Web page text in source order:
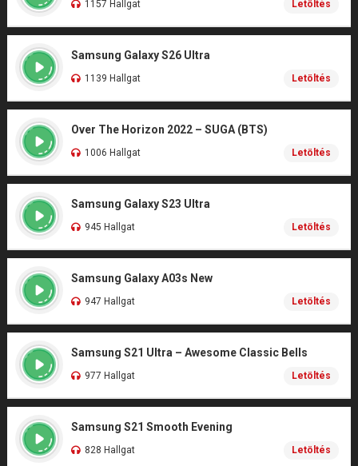
1157 Hallgat Letöltés
Samsung Galaxy S26 Ultra
1139 Hallgat Letöltés
Over The Horizon 2022 – SUGA (BTS)
1006 Hallgat Letöltés
Samsung Galaxy S23 Ultra
945 Hallgat Letöltés
Samsung Galaxy A03s New
947 Hallgat Letöltés
Samsung S21 Ultra – Awesome Classic Bells
977 Hallgat Letöltés
Samsung S21 Smooth Evening
828 Hallgat Letöltés